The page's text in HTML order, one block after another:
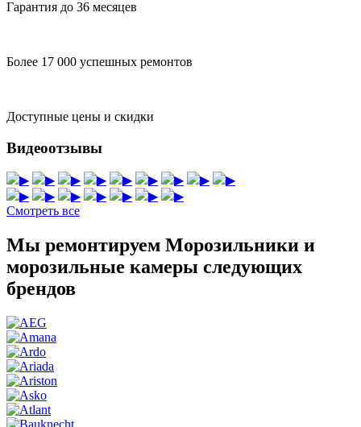
Гарантия до 36 месяцев
Более 17 000 успешных ремонтов
Доступные цены и скидки
Видеоотзывы
▶ ▶ ▶ ▶ ▶ ▶ ▶ ▶
▶
▶
▶ ▶ ▶ ▶ ▶
▶
Смотреть все
Мы ремонтируем Морозильники и
морозильные камеры следующих
брендов